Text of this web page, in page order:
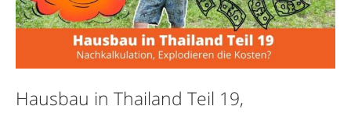
Hausbau in Thailand Teil 19,